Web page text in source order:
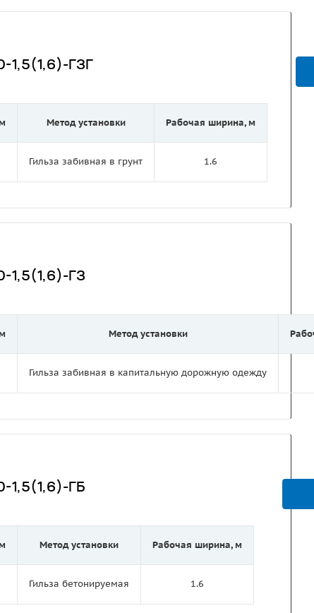
1,5(1,6)-ГЗГ
Метод установки
Гильза забивная в грунт
Рабочая ширина, м
1.6
1,5(1,6)-ГЗ
Метод установки
Гильза забивная в капитальную дорожную одежду
1,5(1,6)-ГБ
Метод установки
Гильза бетонируемая
Рабочая ширина, м
1.6